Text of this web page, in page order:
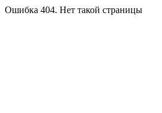
Ошибка 404. Нет такой страницы